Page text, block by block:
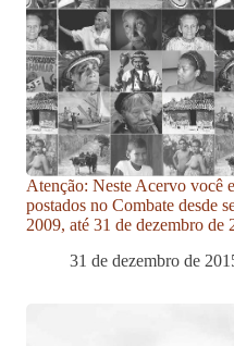
Atenção: Neste Acervo você
postados no Combate desde
2009, até 31 de dezembro de
31 de dezembro de